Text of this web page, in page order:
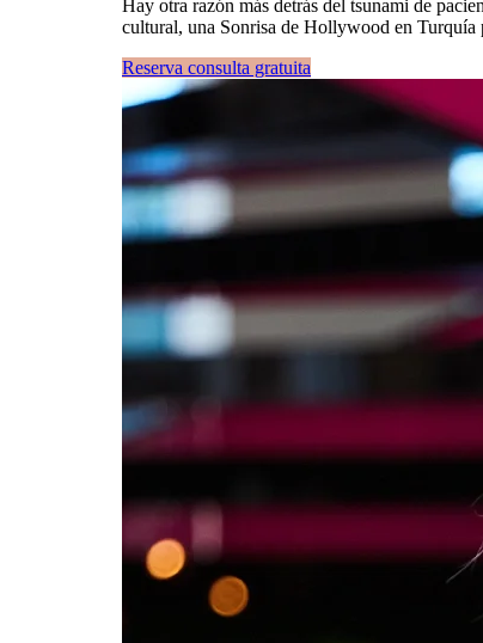
Hay otra razón más detrás del tsunami de
cultural, una Sonrisa de Hollywood en
Reserva consulta gratuita